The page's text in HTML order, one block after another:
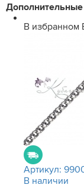
В избранном
Артикул:
В наличии